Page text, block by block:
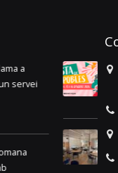
tres dies de
de bar
de Miami